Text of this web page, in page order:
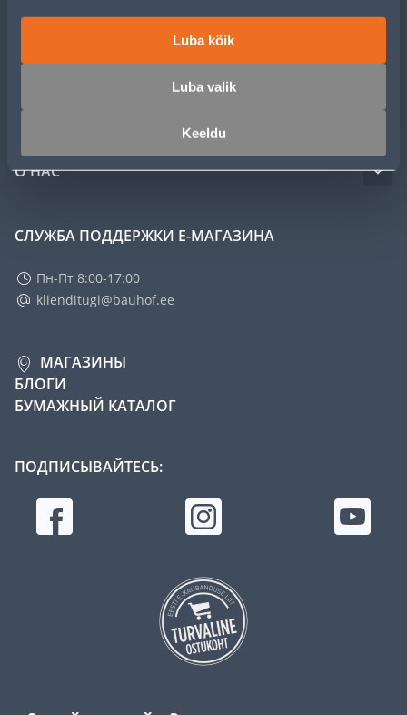
Luba kõik
Luba valik
Keeldu
ОБСЛУЖИВАНИЕ ЧАСТНЫХ КЛИЕНТОВ
УСЛУГИ
О НАС
СЛУЖБА ПОДДЕРЖКИ Е-МАГАЗИНА
Пн-Пт 8:00-17:00
klienditugi@bauhof.ee
МАГАЗИНЫ
БЛОГИ
БУМАЖНЫЙ КАТАЛОГ
ПОДПИСЫВАЙТЕСЬ: